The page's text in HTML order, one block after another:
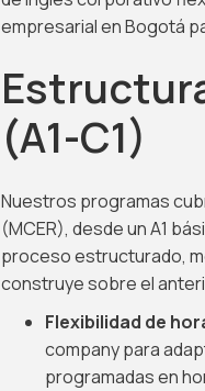
empresarial en Bogotá
(A1-C1)
Nuestros programas
(MCER), desde un A1
proceso estructurado,
construye sobre el
Flexibilidad de
company para
programadas en